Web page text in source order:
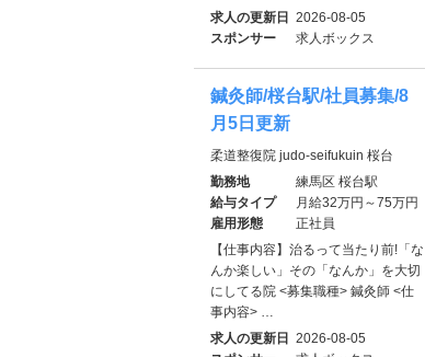
求人の更新日 2026-08-05
スポンサー
求人ボックス
鍼灸師/桜台駅/社員募集/8
月5日更新
柔道整復院 judo-seifukuin 桜台
勤務地
練馬区 桜台駅
給与タイプ
月給32万円～75万円
雇用形態
正社員
【仕事内容】治るって当たり前!「な
んか楽しい」その「なんか」を大切
にしてる院 <募集職種> 鍼灸師 <仕
事内容> …
求人の更新日 2026-08-05